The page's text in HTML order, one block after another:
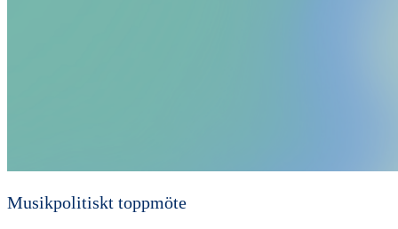
Musikpolitiskt toppmöte